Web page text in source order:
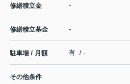
修繕積立金 -
修繕積立基金 -
駐車場 / 月額 有 / -
その他条件